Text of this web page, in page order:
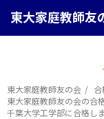
東大家庭教師友
東大家庭教師友の会
東大家庭教師友の会の合
千葉大学工学部に合格し